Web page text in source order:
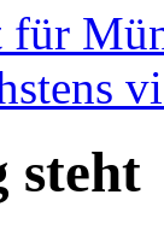
steht